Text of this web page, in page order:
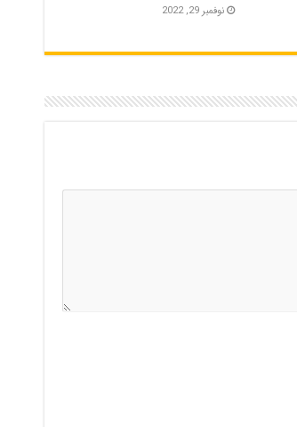
نوفمبر 29, 2022